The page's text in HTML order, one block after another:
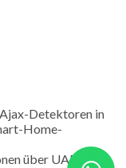
Detektoren in
Home-
über UART-